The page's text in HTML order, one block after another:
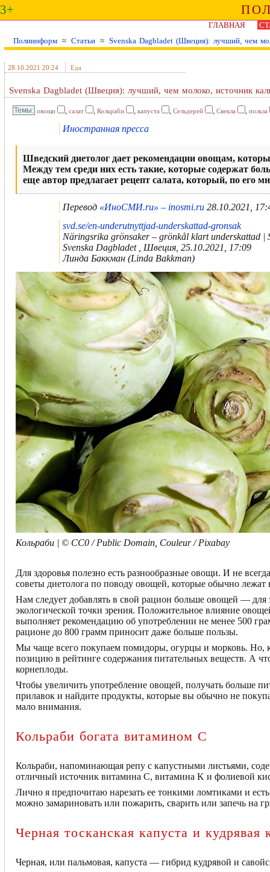
3+
ГЛАВНАЯ
Полиинформ ≈ Статьи ≈ Svenska Dagbladet (Швеция): лучший, чем
28.10.2021 20:24 Еда
Svenska Dagbladet (Швеция): лучший, чем молоко, источник
овощи , салат , Кольраби , капуста , Сельдерей , Свекла , польза
Иностранная пресса
Шведский диетолог дает рекомендации овощам,
Между тем среди них есть такие, которые содержат
еще автор предлагает рецепт салата, который, по его
Перевод «ИноСМИ.ru» – inosmi.ru 28.10.2021,
svd.se/en-underutnyttjad-underskattad-gronsak
Näringsrika grönsaker – grönkål klart underskattad |
Svenska Dagbladet , Швеция, 25.10.2021, 17:09
Линда Баккман (Linda Bakkman)
Кольраби | © CC0 / Public Domain, Couleur / Pixabay
Для здоровья полезно есть разнообразные овощи. И не
советы диетолога по поводу овощей, которые обычно лежат
Нам следует добавлять в свой рацион больше овощей — для
экологической точки зрения. Положительное влияние
выполняет рекомендацию об употреблении не менее 500
рационе до 800 грамм приносит даже больше пользы.
Мы чаще всего покупаем помидоры, огурцы и морковь. Но,
позицию в рейтинге содержания питательных веществ. А
корнеплоды.
Чтобы увеличить употребление овощей, получать больше
прилавок и найдите продукты, которые вы обычно не
мало внимания.
Кольраби богата витамином C
Кольраби, напоминающая репу с капустными листьями,
отличный источник витамина C, витамина K и фолиевой
Лично я предпочитаю нарезать ее тонкими ломтиками и
можно замариновать или пожарить, сварить или запечь на
Черная тосканская капуста и
Черная, или пальмовая, капуста — гибрид кудрявой и